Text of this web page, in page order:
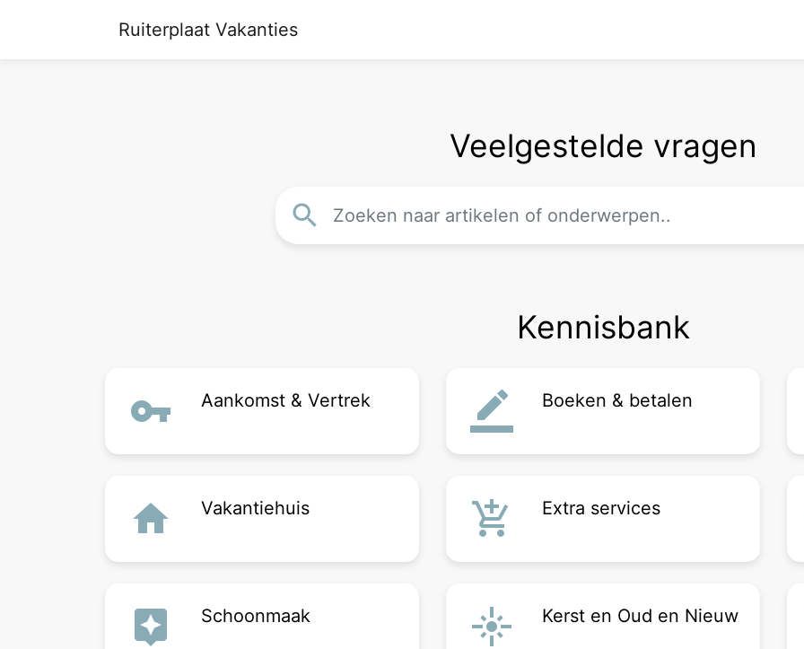
Ruiterplaat Vakanties
Veelgestelde vragen
search
Kennisbank
vpn_key Aankomst & Vertrek border_color Boeken & betalen
home Vakantiehuis add_shopping_cart Extra services
assistant Schoonmaak flare Kerst en Oud en Nieuw